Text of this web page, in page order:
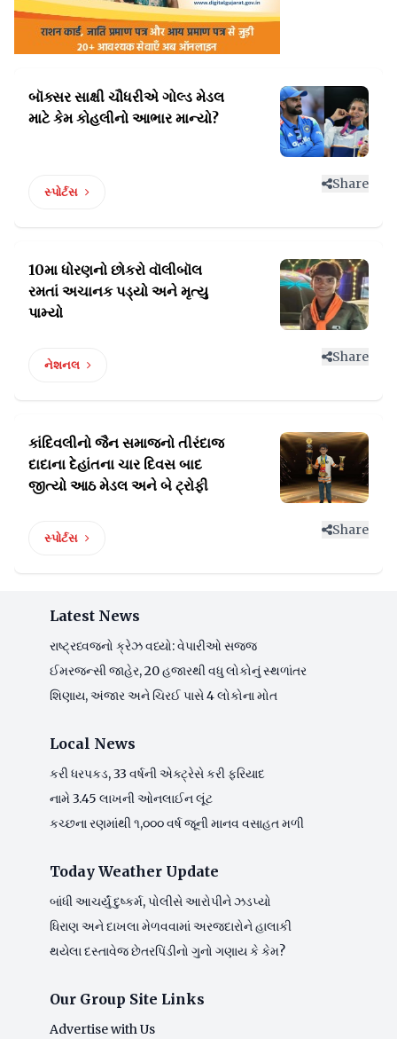
બૉક્સર સાક્ષી ચૌધરીએ ગોલ્ડ મેડલ
માટે કેમ કોહલીનો આભાર માન્યો?
સ્પોર્ટસ
Share
10મા ધોરણનો છોકરો વૉલીબૉલ
રમતાં અચાનક પડ્યો અને મૃત્યુ
પામ્યો
નેશનલ
Share
કાંદિવલીનો જૈન સમાજનો તીરંદાજ
દાદાના દેહાંતના ચાર દિવસ બાદ
જીત્યો આઠ મેડલ અને બે ટ્રોફી
સ્પોર્ટસ
Share
Latest News
રાષ્ટ્રધ્વજનો ક્રેઝ વધ્યો: વેપારીઓ સજ્જ
ઈમરજન્સી જાહેર, 20 હજારથી વધુ લોકોનું સ્થળાંતર
શિણાય, અંજાર અને ચિરઈ પાસે 4 લોકોના મોત
Local News
કરી ધરપકડ, 33 વર્ષની એક્ટ્રેસે કરી ફરિયાદ
નામે 3.45 લાખની ઓનલાઈન લૂંટ
કચ્છના રણમાંથી ૧,૦૦૦ વર્ષ જૂની માનવ વસાહત મળી
Today Weather Update
બાંધી આચર્યું દુષ્કર્મ, પોલીસે આરોપીને ઝડપ્યો
ધિરાણ અને દાખલા મેળવવામાં અરજદારોને હાલાકી
થયેલા દસ્તાવેજ છેતરપિંડીનો ગુનો ગણાય કે કેમ?
Our Group Site Links
Advertise with Us